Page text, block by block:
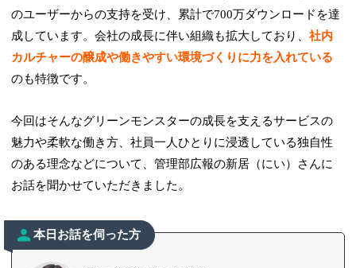
のユーザーからの支持を受け、累計で700万ダウンロードを達
成しています。会社の成長に伴い組織も拡大しており、社内
カルチャーの醸成や働きやすい環境づくりに力を入れている
のも特徴です。
今回はそんなグリーンモンスターの成長を支えるサービスの
魅力や柔軟な働き方、社員一人ひとりに浸透している独自性
のある理念などについて、管理部広報の新居（にい）さんに
お話を聞かせていただきました。
本日お話を伺った方